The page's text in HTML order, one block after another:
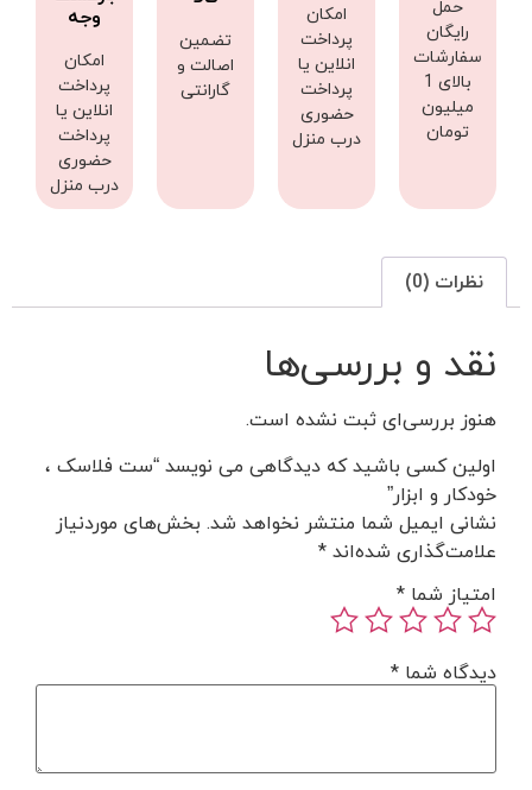
حمل
رایگان
سفارشات
بالای 1
میلیون
تومان
امکان
پرداخت
انلاین یا
پرداخت
حضوری
درب منزل
تضمین
اصالت و
گارانتی
وجه
امکان
پرداخت
انلاین یا
پرداخت
حضوری
درب منزل
نظرات (0)
نقد و بررسی‌ها
هنوز بررسی‌ای ثبت نشده است.
اولین کسی باشید که دیدگاهی می نویسد “ست فلاسک ،
خودکار و ابزار”
نشانی ایمیل شما منتشر نخواهد شد. بخش‌های موردنیاز
علامت‌گذاری شده‌اند*
امتیاز شما *
دیدگاه شما *